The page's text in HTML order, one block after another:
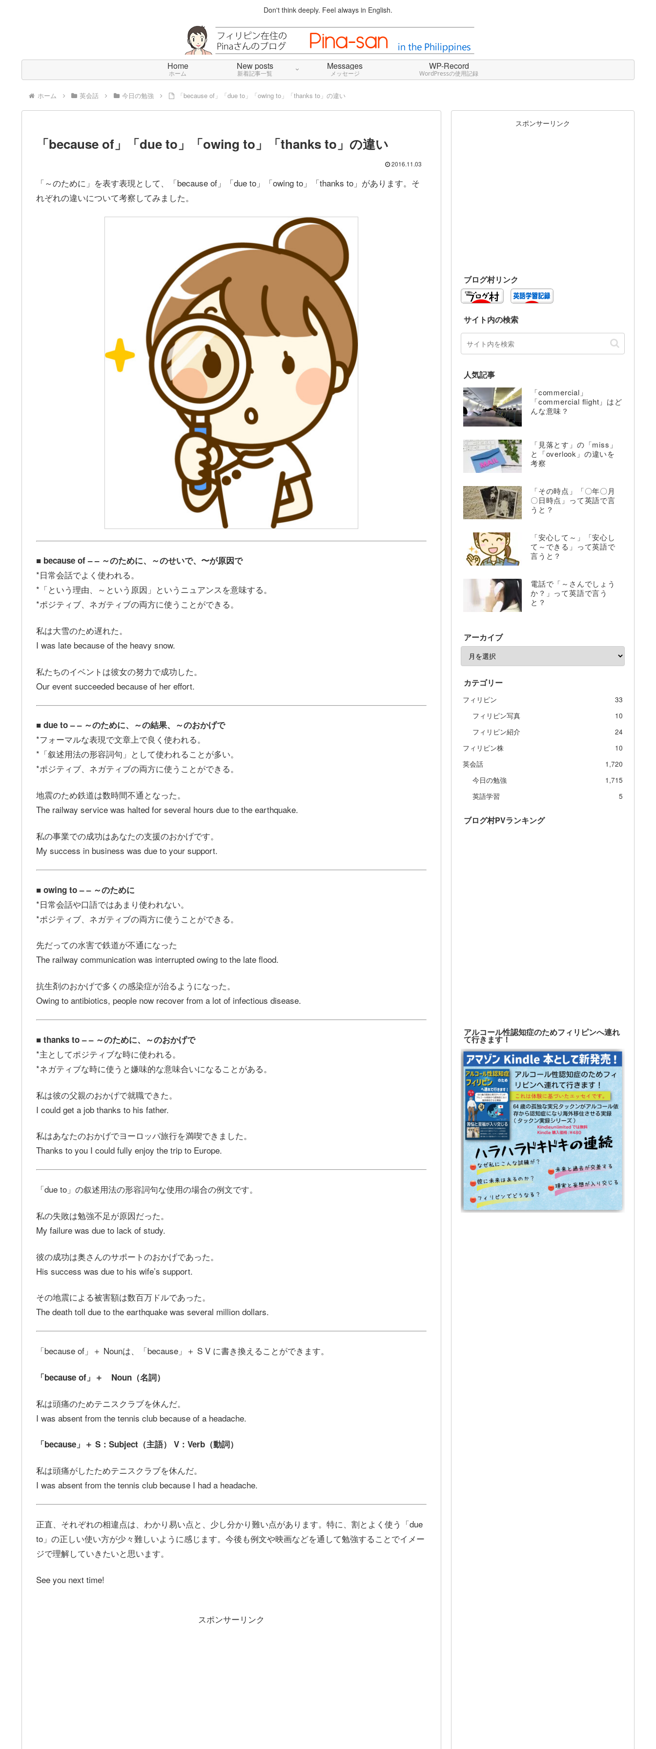
Don't think deeply. Feel always in English.
Home
ホーム
New posts
新着記事一覧
Messages
メッセージ
WP-Record
WordPressの使用記録
ホーム 英会話 今日の勉強 「because of」「due to」「owing to」「thanks to」の違い
「because of」「due to」「owing to」「thanks to」の違い
2016.11.03
「～のために」を表す表現として、「because of」「due to」「owing to」「thanks to」があります。そ
れぞれの違いについて考察してみました。
■ because of – – ～のために、～のせいで、〜が原因で
*日常会話でよく使われる。
*「という理由、～という原因」というニュアンスを意味する。
*ポジティブ、ネガティブの両方に使うことができる。
私は大雪のため遅れた。
I was late because of the heavy snow.
私たちのイベントは彼女の努力で成功した。
Our event succeeded because of her effort.
■ due to – – ～のために、～の結果、～のおかげで
*フォーマルな表現で文章上で良く使われる。
*「叙述用法の形容詞句」として使われることが多い。
*ポジティブ、ネガティブの両方に使うことができる。
地震のため鉄道は数時間不通となった。
The railway service was halted for several hours due to the earthquake.
私の事業での成功はあなたの支援のおかげです。
My success in business was due to your support.
■ owing to – – ～のために
*日常会話や口語ではあまり使われない。
*ポジティブ、ネガティブの両方に使うことができる。
先だっての水害で鉄道が不通になった
The railway communication was interrupted owing to the late flood.
抗生剤のおかげで多くの感染症が治るようになった。
Owing to antibiotics, people now recover from a lot of infectious disease.
■ thanks to – – ～のために、～のおかげで
*主としてポジティブな時に使われる。
*ネガティブな時に使うと嫌味的な意味合いになることがある。
私は彼の父親のおかげで就職できた。
I could get a job thanks to his father.
私はあなたのおかげでヨーロッパ旅行を満喫できました。
Thanks to you I could fully enjoy the trip to Europe.
「due to」の叙述用法の形容詞句な使用の場合の例文です。
私の失敗は勉強不足が原因だった。
My failure was due to lack of study.
彼の成功は奥さんのサポートのおかげであった。
His success was due to his wife’s support.
その地震による被害額は数百万ドルであった。
The death toll due to the earthquake was several million dollars.
「because of」＋ Nounは、「because」＋ S V に書き換えることができます。
「because of」＋ Noun（名詞）
私は頭痛のためテニスクラブを休んだ。
I was absent from the tennis club because of a headache.
「because」＋ S：Subject（主語） V：Verb（動詞）
私は頭痛がしたためテニスクラブを休んだ。
I was absent from the tennis club because I had a headache.
正直、それぞれの相違点は、わかり易い点と、少し分かり難い点があります。特に、割とよく使う「due
to」の正しい使い方が少々難しいように感じます。今後も例文や映画などを通して勉強することでイメー
ジで理解していきたいと思います。
See you next time!
スポンサーリンク
スポンサーリンク
ブログ村リンク
サイト内の検索
人気記事
「commercial」
「commercial flight」はど
んな意味？
「見落とす」の「miss」
と「overlook」の違いを
考察
「その時点」「〇年〇月
〇日時点」って英語で言
うと？
「安心して～」「安心し
て～できる」って英語で
言うと？
電話で「～さんでしょう
か？」って英語で言う
と？
アーカイブ
カテゴリー
フィリピン
33
フィリピン写真
10
フィリピン紹介
24
フィリピン株
10
英会話
1,720
今日の勉強
1,715
英語学習
5
ブログ村PVランキング
アルコール性認知症のためフィリピンへ連れ
て行きます！